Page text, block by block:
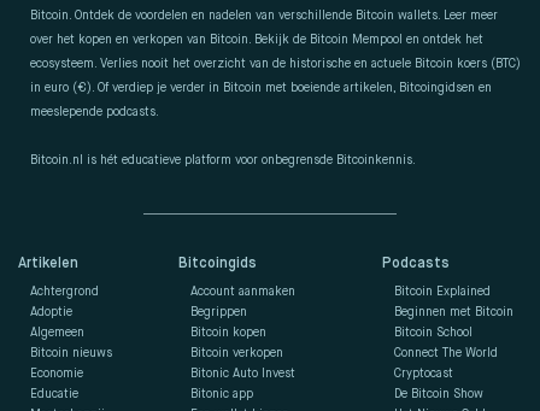
Artikelen
Achtergrond
Adoptie
Algemeen
Bitcoin nieuws
Economie
Educatie
Bitcoingids
Account aanmaken
Begrippen
Bitcoin kopen
Bitcoin verkopen
Bitonic Auto Invest
Bitonic app
Podcasts
Bitcoin Explained
Beginnen met Bitcoin
Bitcoin School
Connect The World
Cryptocast
De Bitcoin Show
Bitcoin. Ontdek de voordelen en nadelen van verschillende Bitcoin wallets. Leer meer
over het kopen en verkopen van Bitcoin. Bekijk de Bitcoin Mempool en ontdek het
ecosysteem. Verlies nooit het overzicht van de historische en actuele Bitcoin koers (BTC)
in euro (€). Of verdiep je verder in Bitcoin met boeiende artikelen, Bitcoingidsen en
meeslepende podcasts.
Bitcoin.nl is hét educatieve platform voor onbegrensde Bitcoinkennis.